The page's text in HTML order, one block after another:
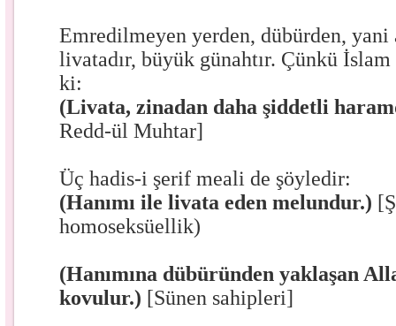
Emredilmeyen yerden, dübürden, yani
livatadır, büyük günahtır. Çünkü
ki:
(Livata, zinadan daha şiddetli
Redd-ül Muhtar]
Üç hadis-i şerif meali de şöyledir:
(Hanımı ile livata eden melundur.)
homoseksüellik)
(Hanımına dübüründen yaklaşan
kovulur.) [Sünen sahipleri]